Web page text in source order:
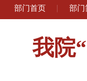
部门首页 部门
我院